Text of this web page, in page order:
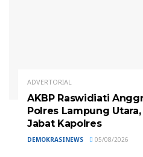
ADVERTORIAL
AKBP Raswidiati
Polres Lampung
Jabat Kapolres
DEMOKRASINEWS 05/08/2026